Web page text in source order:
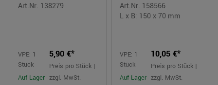
Art.Nr. 138279
VPE: 1
Stück
Auf Lager
5,90 €*
Preis pro Stück |
zzgl. MwSt.
Art.Nr. 158566
L x B: 150 x 70 mm
VPE: 1
Stück
Auf Lager
10,05 €*
Preis pro Stück |
zzgl. MwSt.